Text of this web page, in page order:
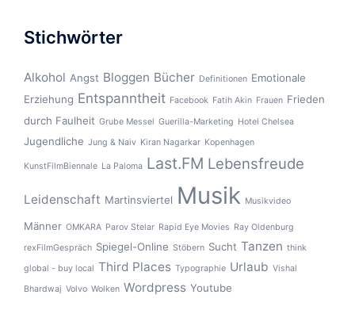
Stichwörter
Alkohol Angst Bloggen Bücher Definitionen Emotionale
Erziehung Entspanntheit Facebook Fatih Akin Frauen Frieden
durch Faulheit Grube Messel Guerilla-Marketing Hotel Chelsea
Jugendliche Jung & Naiv Kiran Nagarkar Kopenhagen
KunstFilmBiennale La Paloma Last.FM Lebensfreude
Leidenschaft Martinsviertel Musik Musikvideo
Männer OMKARA Parov Stelar Rapid Eye Movies Ray Oldenburg
rexFilmGespräch Spiegel-Online Stöbern Sucht Tanzen think
global - buy local Third Places Typographie Urlaub Vishal
Bhardwaj Volvo Wolken Wordpress Youtube